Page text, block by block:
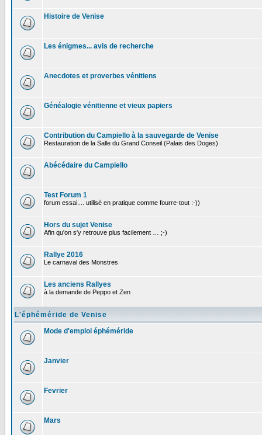
Histoire de Venise
Les énigmes... avis de recherche
Anecdotes et proverbes vénitiens
Généalogie vénitienne et vieux papiers
Contribution du Campiello à la sauvegarde de Venise
Restauration de la Salle du Grand Conseil (Palais des Doges)
Abécédaire du Campiello
Test Forum 1
forum essai.... utilisé en pratique comme fourre-tout :-))
Hors du sujet Venise
Afin qu'on s'y retrouve plus facilement … ;-)
Rallye 2016
Le carnaval des Monstres
Les anciens Rallyes
à la demande de Peppo et Zen
L'éphéméride de Venise
Mode d'emploi éphéméride
Janvier
Fevrier
Mars